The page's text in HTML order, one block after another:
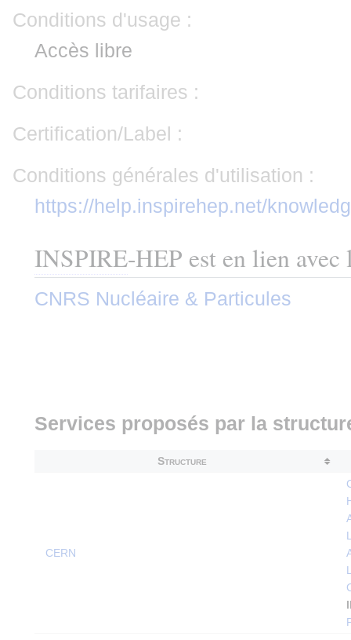
Conditions d'usage :
Accès libre
Conditions tarifaires :
Certification/Label :
Conditions générales d'utilisation :
https://help.inspirehep.net/
INSPIRE-HEP est en lien avec
CNRS Nucléaire & Particules
Services proposés par la
Structure
CERN